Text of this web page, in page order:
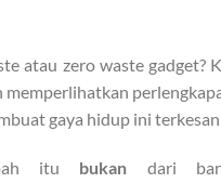
atau zero waste gadget?
gaya hidup ini
itu bukan dari